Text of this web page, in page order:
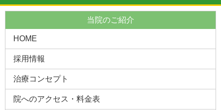
2019.4.21 |「整形外科に半年通っても取れなかった足腰の痛み
が楽になりました」 18歳
2019.4.15 |
2019.4.9 |門真市４０代女性 「顔を真正面にあげれないない
ほどの首の痛み」
2019.4.1 |「追突事故で首、肩、腰を傷め・・・」守口市
Ｓ・Ｉ様
2019.3.21 |
門真市常盤町 交通事故施術 「初めての事故で右
当院のご紹介
HOME
採用情報
治療コンセプト
院へのアクセス・料金表